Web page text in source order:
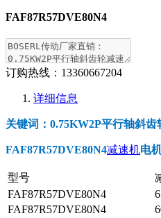
FAF87R57DVE80N4
订购热线： 13360667204
详细信息
关键词：0.75KW2P平行轴斜
FAF87R57DVE80N4减速机电
型号
FAF87R57DVE80N4
FAF87R57DVE80N4